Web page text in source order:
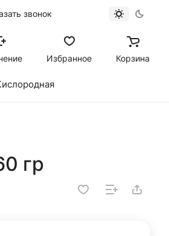
звонок
Избранное Корзина
гр